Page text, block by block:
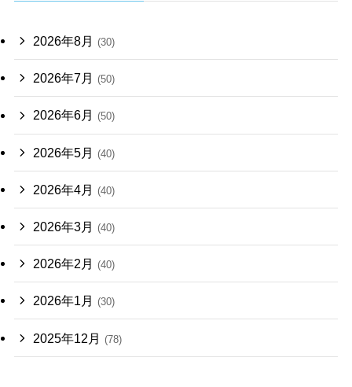
2026年8月 (30)
2026年7月 (50)
2026年6月 (50)
2026年5月 (40)
2026年4月 (40)
2026年3月 (40)
2026年2月 (40)
2026年1月 (30)
2025年12月 (78)